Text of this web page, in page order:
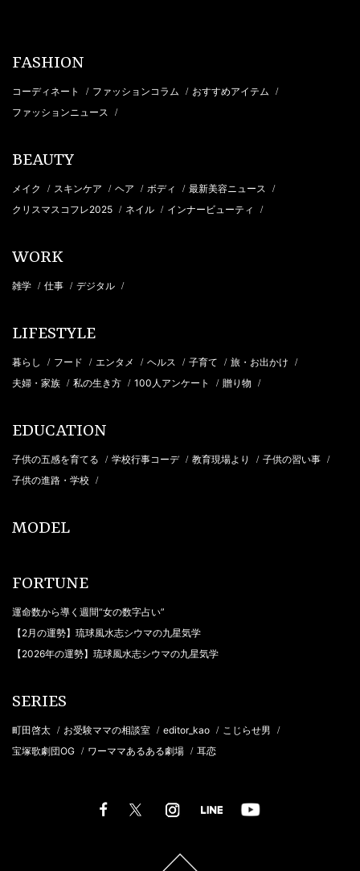
FASHION
コーディネート / ファッションコラム / おすすめアイテム /
ファッションニュース /
BEAUTY
メイク / スキンケア / ヘア / ボディ / 最新美容ニュース /
クリスマスコフレ2025 / ネイル / インナービューティ /
WORK
雑学 / 仕事 / デジタル /
LIFESTYLE
暮らし / フード / エンタメ / ヘルス / 子育て / 旅・お出かけ /
夫婦・家族 / 私の生き方 / 100人アンケート / 贈り物 /
EDUCATION
子供の五感を育てる / 学校行事コーデ / 教育現場より / 子供の習い事 /
子供の進路・学校 /
MODEL
FORTUNE
運命数から導く週間“女の数字占い”
【2月の運勢】琉球風水志シウマの九星気学
【2026年の運勢】琉球風水志シウマの九星気学
SERIES
町田啓太 / お受験ママの相談室 / editor_kao / こじらせ男 /
宝塚歌劇団OG / ワーママあるある劇場 / 耳恋